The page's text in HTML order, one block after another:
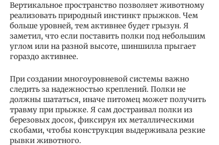
Вертикальное пространство позволяет животному
реализовать природный инстинкт прыжков. Чем
больше уровней, тем активнее будет грызун. Я
заметил, что если поставить полки под небольшим
углом или на разной высоте, шиншилла прыгает
гораздо активнее.
При создании многоуровневой системы важно
следить за надежностью креплений. Полки не
должны шататься, иначе питомец может получить
травму при прыжке. Я сам достраивал полки из
березовых досок, фиксируя их металлическими
скобами, чтобы конструкция выдерживала резкие
рывки животного.